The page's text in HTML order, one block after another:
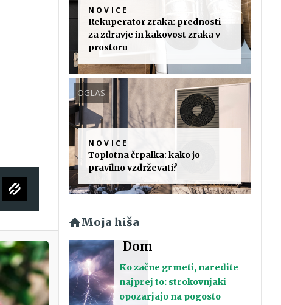
NOVICE
Rekuperator zraka: prednosti
za zdravje in kakovost zraka v
prostoru
OGLAS
NOVICE
Toplotna črpalka: kako jo
pravilno vzdrževati?
Moja hiša
Dom
Ko začne grmeti, naredite
najprej to: strokovnjaki
opozarjajo na pogosto